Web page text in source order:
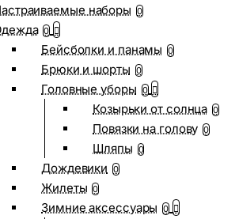
наборы 0
0
Бейсболки и панамы 0
Брюки и шорты 0
Головные уборы 0
Козырьки от солнца 0
Повязки на голову 0
Шляпы 0
Дождевики 0
Жилеты 0
Зимние аксессуары 0